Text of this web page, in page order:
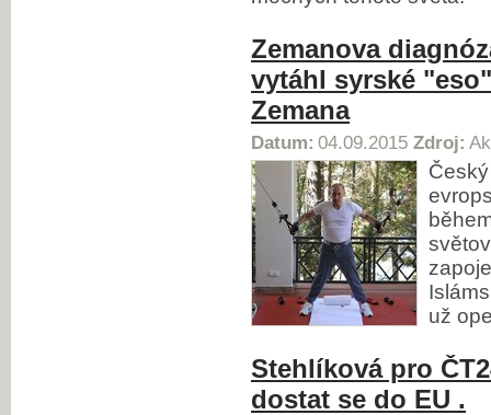
Zemanova
vytáhl syrské
Zemana
Datum: 04.09.2015 Zdroj:
už
Stehlíková pro
dostat se do EU .